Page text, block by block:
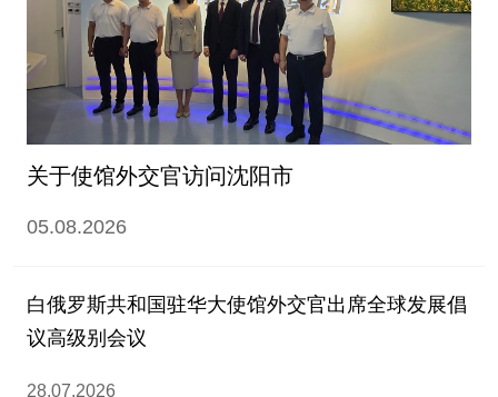
关于使馆外交官访问沈阳市
05.08.2026
白俄罗斯共和国驻华大使馆外交官出席全球发展倡
议高级别会议
28.07.2026